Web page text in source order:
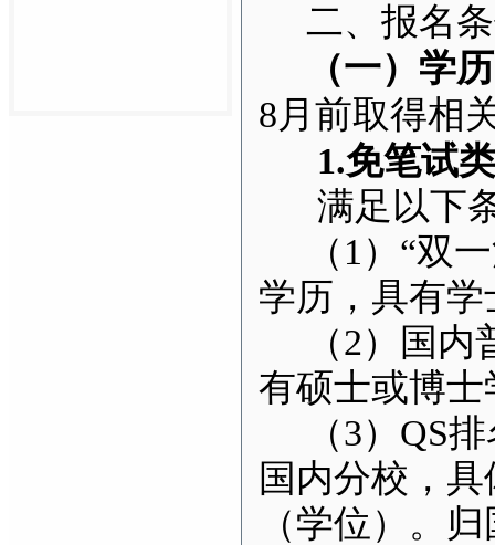
二、报名
（一）学
8月前取得相
1.免笔试
满足以下
（1）“双
学历，具有
（2）国
有硕士或博士
（3）QS
国内分校，
（学位）。